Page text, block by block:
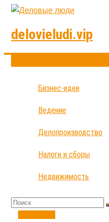
delovieludi.vip
Бизнес-идеи
Ведение
Делопроизводство
Налоги и сборы
Недвижимость